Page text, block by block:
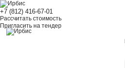
+7 (812) 416-67-01
Рассчитать стоимость
Пригласить на тендер